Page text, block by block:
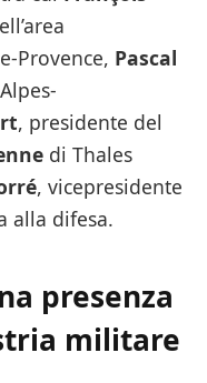
Provence, Pascal
, presidente del
di Thales
, vicepresidente
alla difesa.
presenza
militare